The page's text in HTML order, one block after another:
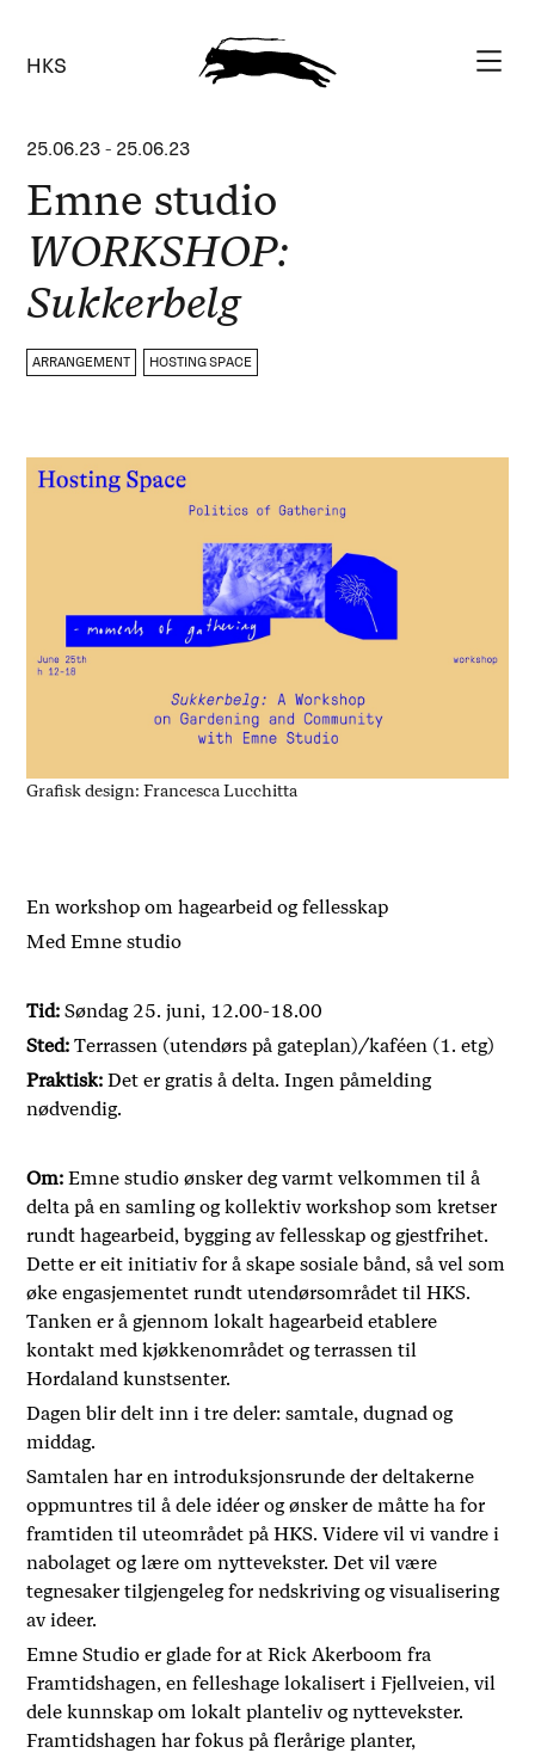
HKS
25.06.23 - 25.06.23
Emne studio
WORKSHOP:
Sukkerbelg
ARRANGEMENT HOSTING SPACE
Grafisk design: Francesca Lucchitta
En workshop om hagearbeid og fellesskap
Med Emne studio
Tid:Søndag 25. juni, 12.00-18.00
Sted:Terrassen (utendørs på gateplan)/kaféen (1. etg)
Praktisk: Det er gratis å delta. Ingen påmelding
nødvendig.
Om:Emne studio ønsker deg varmt velkommen til å
delta på en samling og kollektiv workshop som kretser
rundt hagearbeid, bygging av fellesskap og gjestfrihet.
Dette er eit initiativ for å skape sosiale bånd, så vel som
øke engasjementet rundt utendørsområdet til HKS.
Tanken er å gjennom lokalt hagearbeid etablere
kontakt med kjøkkenområdet og terrassen til
Hordaland kunstsenter.
Dagen blir delt inn i tre deler: samtale, dugnad og
middag.
Samtalen har en introduksjonsrunde der deltakerne
oppmuntres til å dele idéer og ønsker de måtte ha for
framtiden til uteområdet på HKS. Videre vil vi vandre i
nabolaget og lære om nyttevekster. Det vil være
tegnesaker tilgjengeleg for nedskriving og visualisering
av ideer.
Emne Studio er glade for at Rick Akerboom fra
Framtidshagen, en felleshage lokalisert i Fjellveien, vil
dele kunnskap om lokalt planteliv og nyttevekster.
Framtidshagen har fokus på flerårige planter,